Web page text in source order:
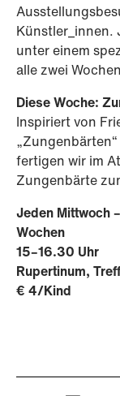
Künstler_innen.
unter einem
alle zwei
Diese Woche:
Inspiriert von
fertigen wir im
Zungenbärte
Jeden Mittwoch
Wochen
15–16.30 Uhr
Rupertinum,
€ 4/Kind